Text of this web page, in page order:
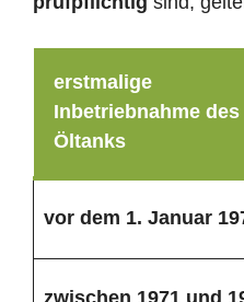
erstmalige
Inbetriebnahme des
Öltanks
vor dem 1. Januar
zwischen 1971 und